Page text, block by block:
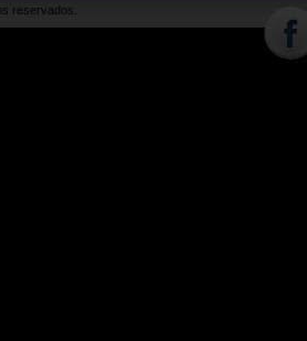
reservados.